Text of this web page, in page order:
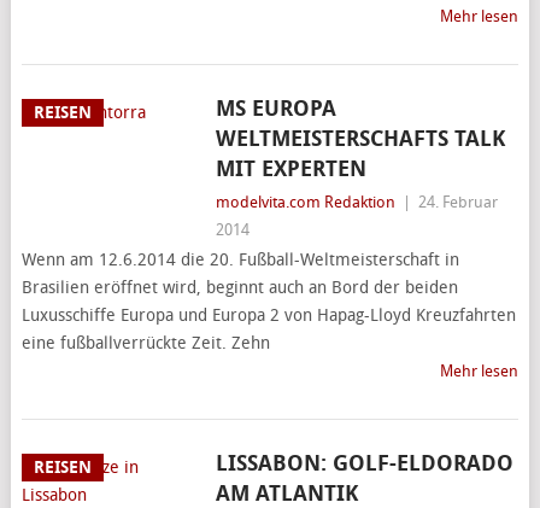
Mehr lesen
REISEN
MS EUROPA
WELTMEISTERSCHAFTS TALK
MIT EXPERTEN
modelvita.com Redaktion
24. Februar
2014
Wenn am 12.6.2014 die 20. Fußball-Weltmeisterschaft in
Brasilien eröffnet wird, beginnt auch an Bord der beiden
Luxusschiffe Europa und Europa 2 von Hapag-Lloyd Kreuzfahrten
eine fußballverrückte Zeit. Zehn
Mehr lesen
REISEN
LISSABON: GOLF-ELDORADO
AM ATLANTIK